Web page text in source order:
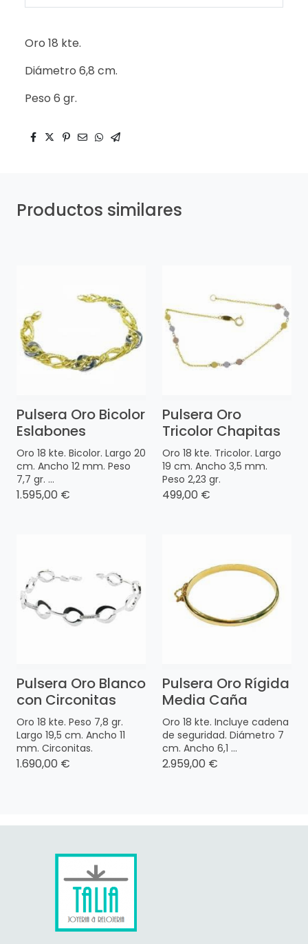
Oro 18 kte.
Diámetro 6,8 cm.
Peso 6 gr.
Productos similares
Pulsera Oro Bicolor
Eslabones
Oro 18 kte. Bicolor. Largo 20
cm. Ancho 12 mm. Peso
7,7 gr. ...
1.595,00 €
Pulsera Oro
Tricolor Chapitas
Oro 18 kte. Tricolor. Largo
19 cm. Ancho 3,5 mm.
Peso 2,23 gr.
499,00 €
Pulsera Oro Blanco
con Circonitas
Oro 18 kte. Peso 7,8 gr.
Largo 19,5 cm. Ancho 11
mm. Circonitas.
1.690,00 €
Pulsera Oro Rígida
Media Caña
Oro 18 kte. Incluye cadena
de seguridad. Diámetro 7
cm. Ancho 6,1 ...
2.959,00 €